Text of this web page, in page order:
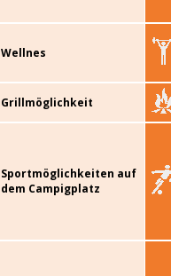
Wellnes
Grillmöglichkeit
Sportmöglichkeiten auf
dem Campigplatz